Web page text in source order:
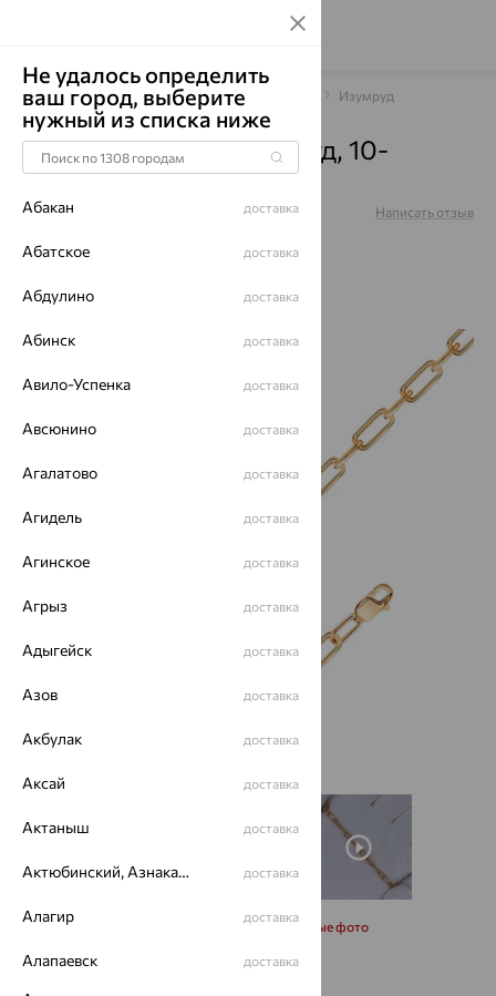
Главная Каталог Браслеты декоративные Изумруд
Браслет, золото, изумруд, 10-
120534-97-01
Артикул: Написать отзыв
Запросить дополнительные фото
Не удалось определить
ваш город, выберите
нужный из списка ниже
Абакан доставка
Абатское доставка
Абдулино доставка
Абинск доставка
Авило-Успенка доставка
Авсюнино доставка
Агалатово доставка
Агидель доставка
Агинское доставка
Агрыз доставка
Адыгейск доставка
Азов доставка
Акбулак доставка
Аксай доставка
Актаныш доставка
Актюбинский, Азнакаевский район доставка
Алагир доставка
Алапаевск доставка